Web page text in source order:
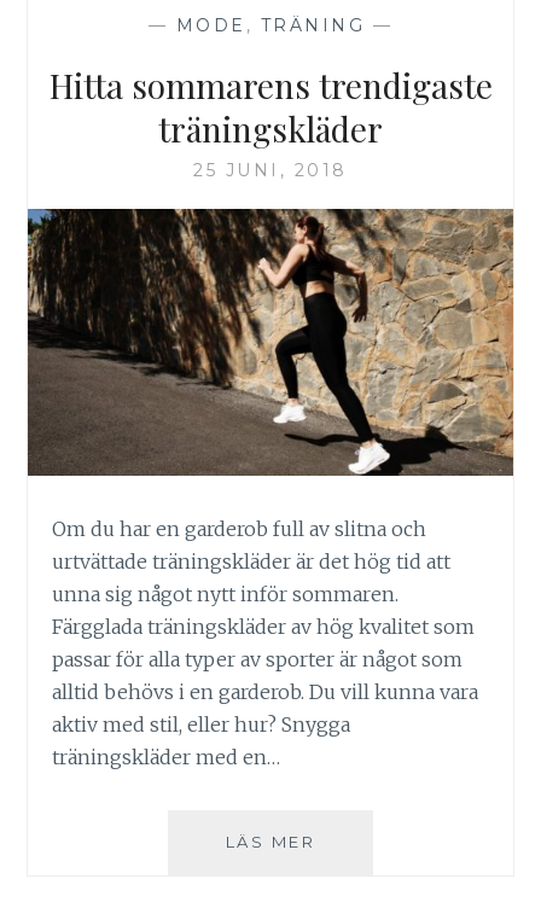
— MODE , TRÄNING —
Hitta sommarens trendigaste
träningskläder
25 JUNI, 2018
Om du har en garderob full av slitna och
urtvättade träningskläder är det hög tid att
unna sig något nytt inför sommaren.
Färgglada träningskläder av hög kvalitet som
passar för alla typer av sporter är något som
alltid behövs i en garderob. Du vill kunna vara
aktiv med stil, eller hur? Snygga
träningskläder med en…
LÄS MER